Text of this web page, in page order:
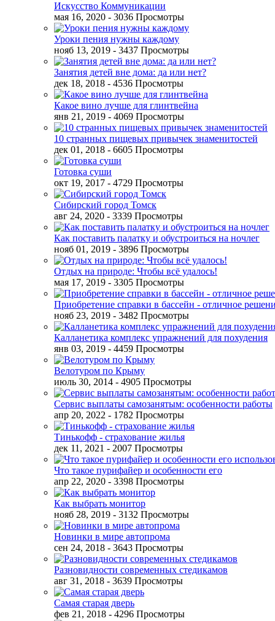
Искусство Коммуникации
мая 16, 2020 - 3036 Просмотры
Уроки пения нужны каждому
нояб 13, 2019 - 3437 Просмотры
Занятия детей вне дома: да или нет?
дек 18, 2018 - 4536 Просмотры
Какое вино лучше для глинтвейна
янв 21, 2019 - 4069 Просмотры
10 странных пищевых привычек знаменитостей
дек 01, 2018 - 6605 Просмотры
Готовка суши
окт 19, 2017 - 4729 Просмотры
Сибирский город Томск
авг 24, 2020 - 3339 Просмотры
Как поставить палатку и обустроиться на ночлег
нояб 01, 2019 - 3896 Просмотры
Отдых на природе: Чтобы всё удалось!
мая 17, 2019 - 3305 Просмотры
Приобретение справки в бассейн - отличное
нояб 23, 2019 - 3482 Просмотры
Калланетика комплекс упражнений для похудения
янв 03, 2019 - 4459 Просмотры
Велотуром по Крыму
июль 30, 2014 - 4905 Просмотры
Сервис выплаты самозанятым: особенности работы
апр 20, 2022 - 1782 Просмотры
Тинькофф - страхование жилья
дек 11, 2021 - 2007 Просмотры
Что такое пурифайер и особенности его
апр 22, 2020 - 3398 Просмотры
Как выбрать монитор
нояб 28, 2019 - 3132 Просмотры
Новинки в мире автопрома
сен 24, 2018 - 3643 Просмотры
Разновидности современных стедикамов
авг 31, 2018 - 3639 Просмотры
Самая старая дверь
фев 21, 2018 - 4296 Просмотры